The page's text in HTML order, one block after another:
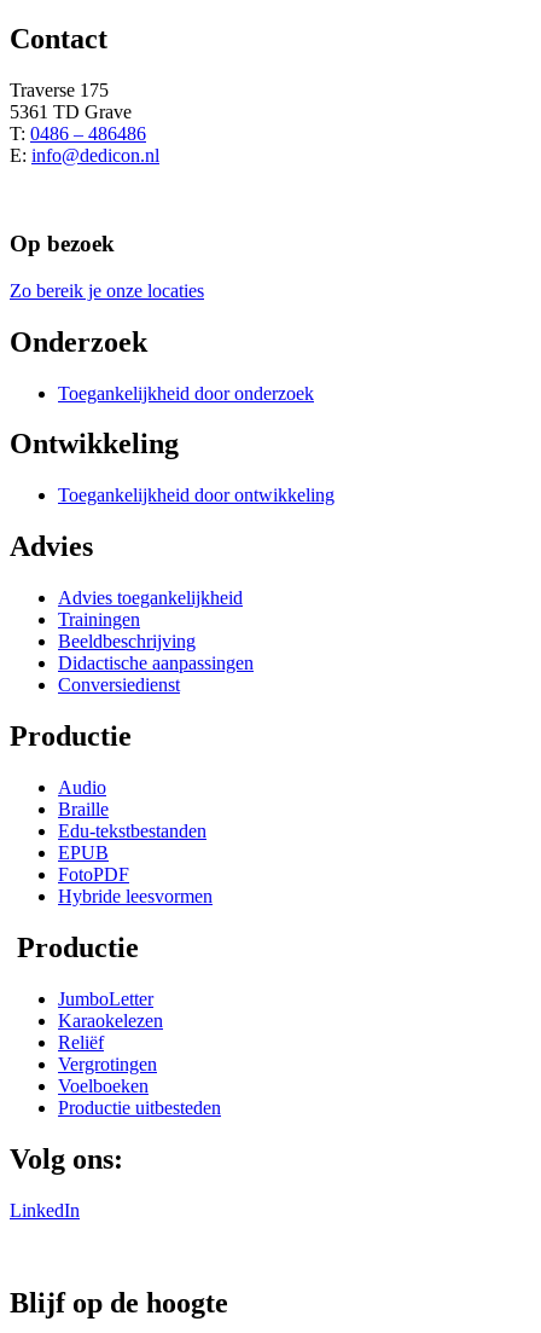
Contact
Traverse 175
5361 TD Grave
T: 0486 – 486486
E: info@dedicon.nl
Op bezoek
Zo bereik je onze locaties
Onderzoek
Toegankelijkheid door onderzoek
Ontwikkeling
Toegankelijkheid door ontwikkeling
Advies
Advies toegankelijkheid
Trainingen
Beeldbeschrijving
Didactische aanpassingen
Conversiedienst
Productie
Audio
Braille
Edu-tekstbestanden
EPUB
FotoPDF
Hybride leesvormen
Productie
JumboLetter
Karaokelezen
Reliëf
Vergrotingen
Voelboeken
Productie uitbesteden
Volg ons:
LinkedIn
Blijf op de hoogte